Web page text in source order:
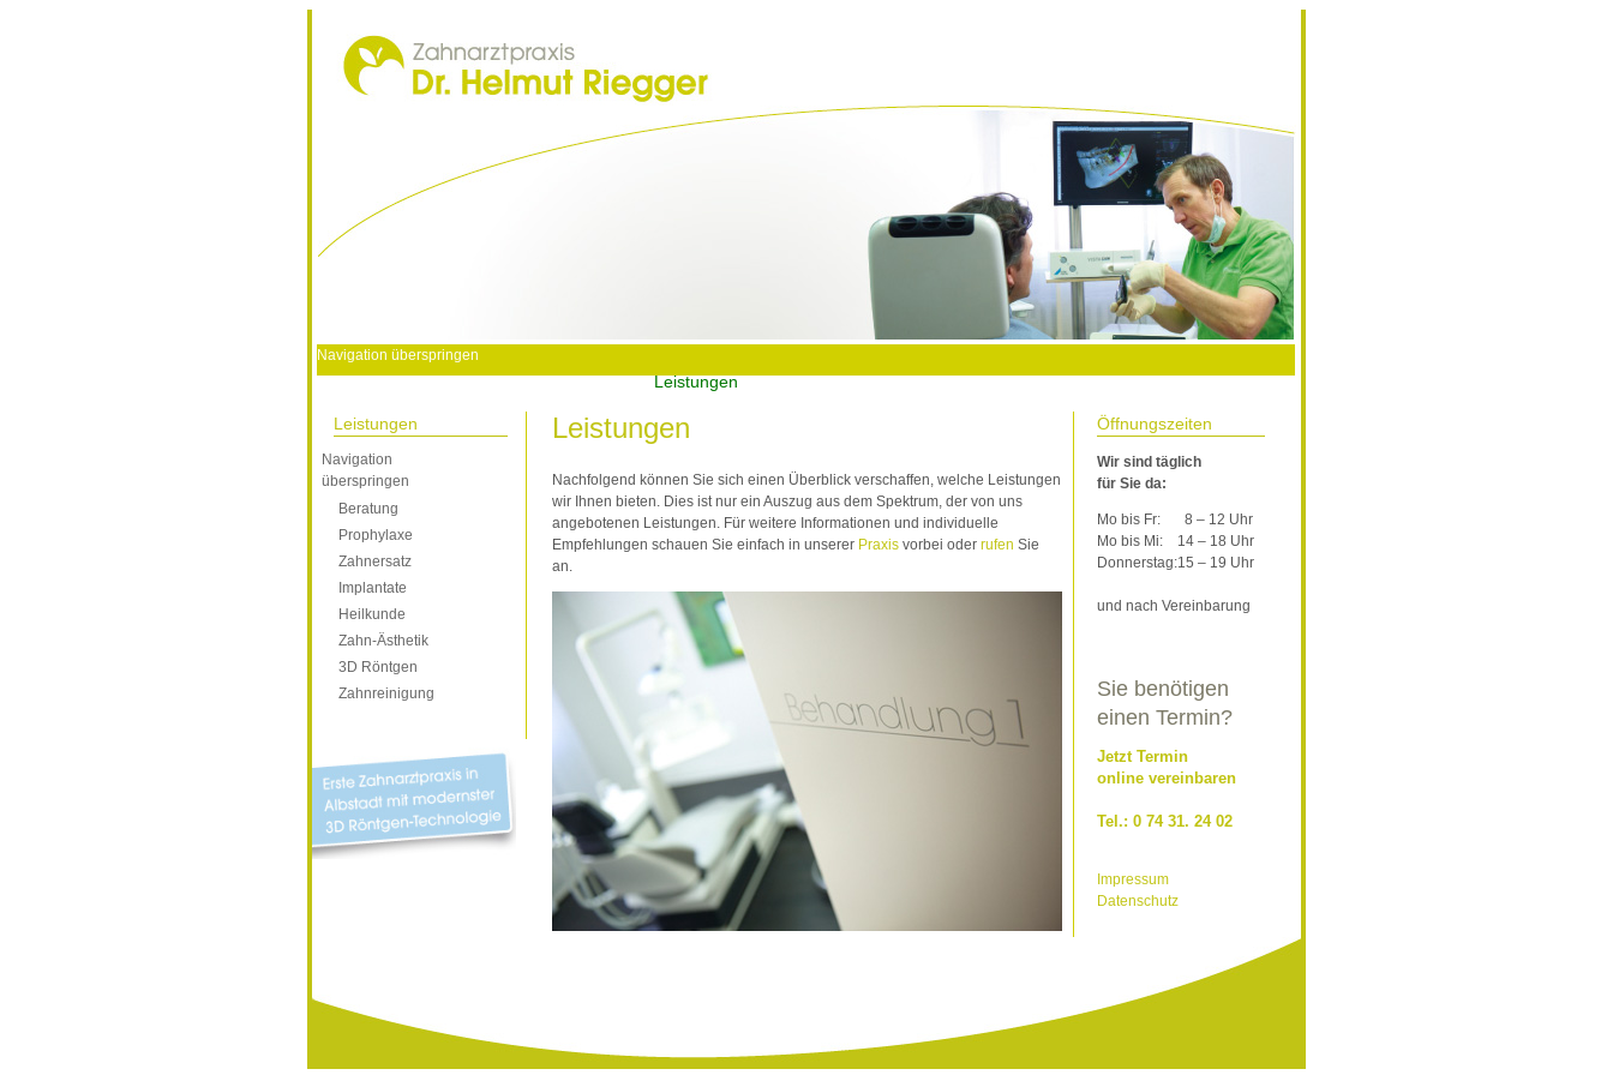
Navigation überspringen
Startseite Zahnarztpraxis Leistungen Wissenswertes Service Kontakt
Leistungen
Navigation
überspringen
Beratung
Prophylaxe
Zahnersatz
Implantate
Heilkunde
Zahn-Ästhetik
3D Röntgen
Zahnreinigung
Öffnungszeiten
Wir sind täglich
für Sie da:
Mo bis Fr:
8 – 12 Uhr
Mo bis Mi:
14 – 18 Uhr
Donnerstag:15 – 19 Uhr
und nach Vereinbarung
Sie benötigen
einen Termin?
Jetzt Termin
online vereinbaren
Tel.: 0 74 31. 24 02
Impressum
Datenschutz
Leistungen
Nachfolgend können Sie sich einen Überblick verschaffen, welche Leistungen
wir Ihnen bieten. Dies ist nur ein Auszug aus dem Spektrum, der von uns
angebotenen Leistungen. Für weitere Informationen und individuelle
Empfehlungen schauen Sie einfach in unserer Praxis vorbei oder rufen Sie
an.